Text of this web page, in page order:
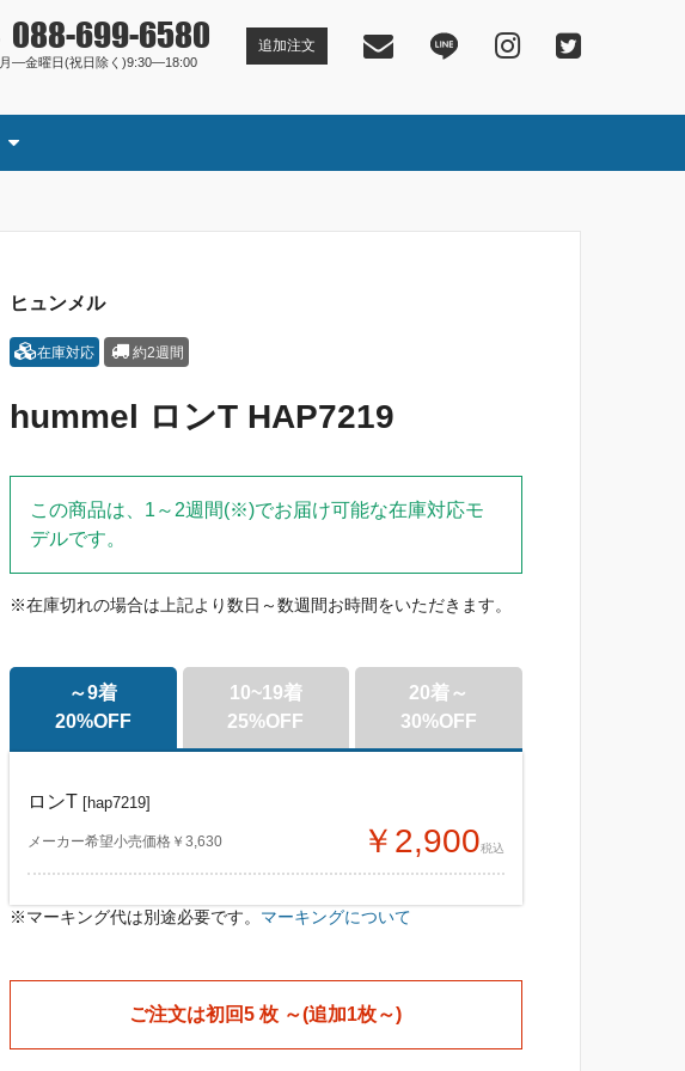
088-699-6580
月―金曜日(祝日除く)9:30―18:00
追加注文
ブラック(90)
ヒュンメル
在庫対応 約2週間
hummel ロンT HAP7219
この商品は、1～2週間(※)でお届け可能な在庫対応モ
デルです。
※在庫切れの場合は上記より数日～数週間お時間をいただきます。
～9着
20%OFF
ロンT [hap7219]
メーカー希望小売価格￥3,630 ￥2,900税込
10~19着
25%OFF
メーカー希望小売価格￥3,630 ￥2,720税込
20着～
30%OFF
メーカー希望小売価格￥3,630 ￥2,540税込
※マーキング代は別途必要です。 マーキングについて
ご注文は初回5 枚 ～(追加1枚～)